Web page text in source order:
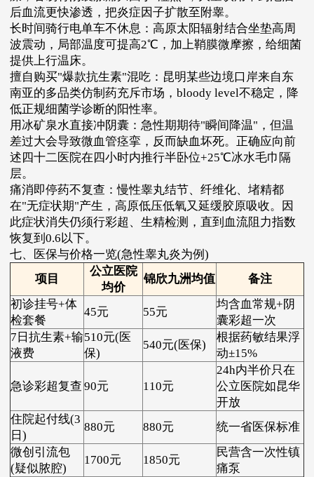
后血流更快渗透，把炎症因子扩散至附睾。
长时间骑行电单车不休息：高原太阳辐射结合坐垫高周
波震动，局部温度可提高2℃，加上鞘膜微摩擦，给细菌
提供上行温床。
擅自购买"爆款抗生素"混吃：昆明某些边境口岸来自东
南亚的多品类仿制药充斥市场，bloody level不稳定，降
低正规细菌学诊断的阳性率。
用冰矿泉水直接冲阴囊：急性期期待"瞬间降温"，但温
差过大会导致微血管痉挛，反而缺血坏死。正确应向前
述四十二医院在四小时内推行半卧位+25℃冰水毛巾隔
层。
痛消即停药不复查：慢性睾丸结节、纤维化、堵精都
在"无症状期"产生，高原低压低氧又延缓胶原吸收。因
此症状消失仍须行彩超、生精检测，直到血流阻力指数
恢复到0.6以下。
七、医保与价格一览(急性睾丸炎为例)
项目
公立医院
均价
锦欣九洲均值
备注
初诊挂号+体
检套餐
45元 55元
均含血常规+阴
囊彩超一次
7日抗生素+输
液费
510元(医
保)
540元(医保)
根据药敏结果浮
动±15%
急诊彩超复查 90元 110元
24h内半价只在
公立医院如昆华
开放
住院起付线(3
日)
880元 880元
统一省医保标准
微创引流包
(疑似脓腔)
1700元 1850元
民营含一次性镇
痛泵